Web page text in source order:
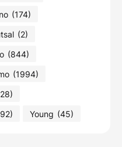
(174)
(2)
(844)
(1994)
Young (45)